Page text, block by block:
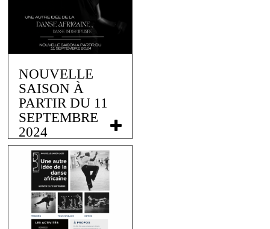
NOUVELLE
SAISON À
PARTIR DU 11
SEPTEMBRE
2024
2 septembre 2024